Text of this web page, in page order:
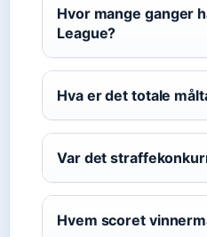
Hvor mange ganger
League?
Hva er det totale
Var det
Hvem scoret